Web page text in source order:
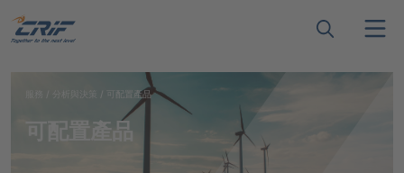
可配置產品
可配置產品